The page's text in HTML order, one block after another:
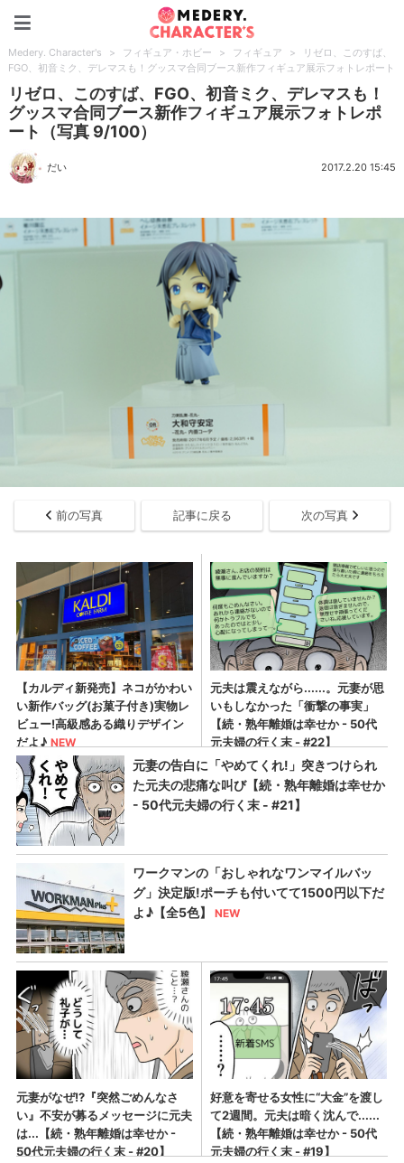
Medery. Character's > フィギュア・ホビー > フィギュア >
リゼロ、このすば、
FGO、初音ミク、デレマスも！グッスマ合同ブース新作フィギュア展示フォトレポート
リゼロ、このすば、FGO、初音ミク、デレマスも！
グッスマ合同ブース新作フィギュア展示フォトレポ
ート（写真 9/100）
だい 2017.2.20 15:45
前の写真 記事に戻る 次の写真